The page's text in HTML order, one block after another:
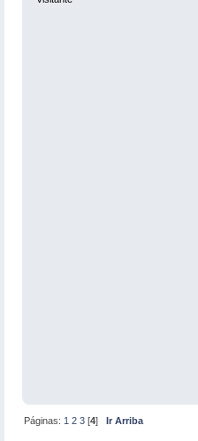
Páginas:1 2 3 [4] Ir Arriba